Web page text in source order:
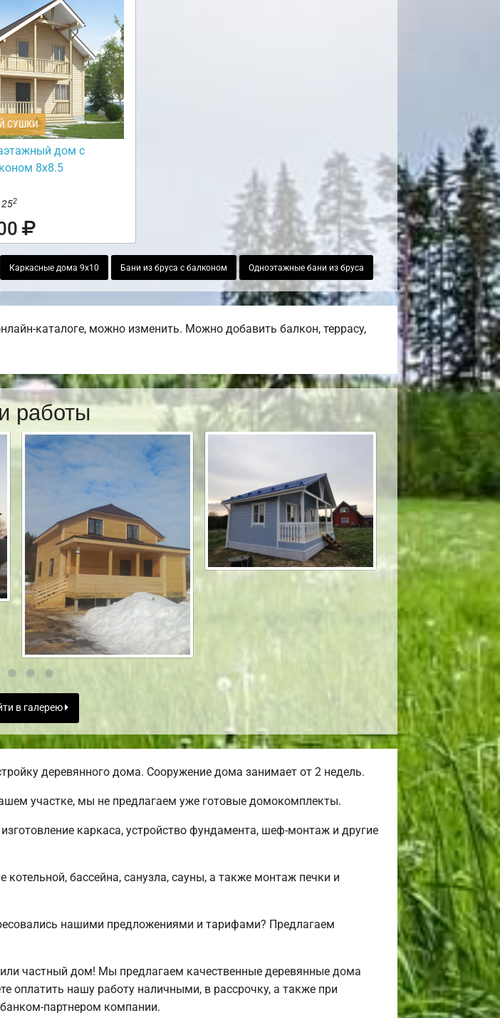
СУШКИ
дом с
8х8.5
2
Каркасные дома 9х10 Бани из бруса с балконом Одноэтажные бани из бруса
каталоге, можно изменить. Можно добавить балкон, террасу,
работы
в галерею
деревянного дома. Сооружение дома занимает от 2 недель.
участке, мы не предлагаем уже готовые домокомплекты.
каркаса, устройство фундамента, шеф-монтаж и другие
бассейна, санузла, сауны, а также монтаж печки и
нашими предложениями и тарифами? Предлагаем
частный дом! Мы предлагаем качественные деревянные дома
оплатить нашу работу наличными, в рассрочку, а также при
партнером компании.